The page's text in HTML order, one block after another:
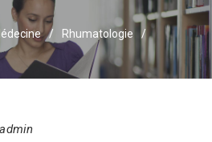
Rhumatologie
admin